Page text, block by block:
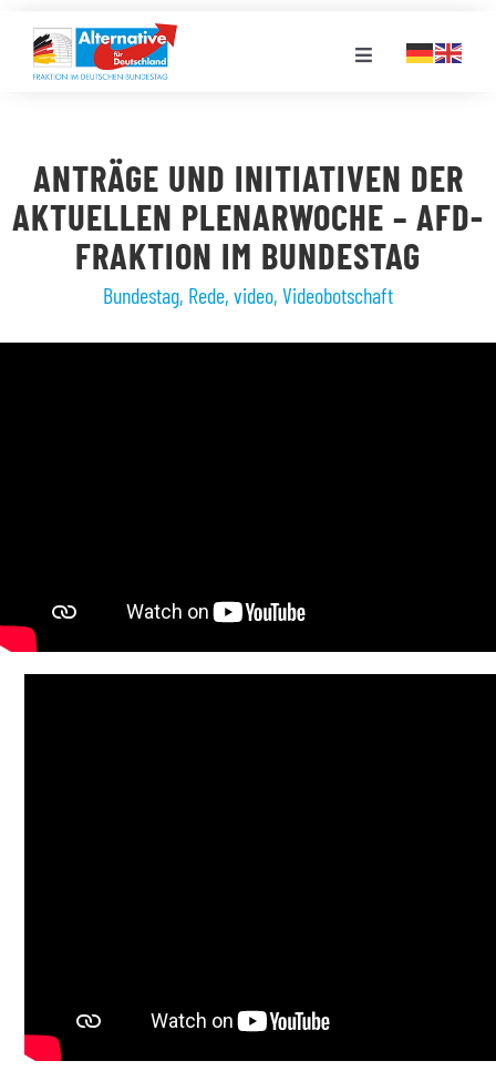
Inhalt
springen
Toggle
LANDESGRUPPEN
VERANSTALTUNGEN
PRESSE
ANTRÄGE UND INITIATIVEN DER
AKTUELLEN PLENARWOCHE – AFD-
FRAKTION IM BUNDESTAG
Bundestag, Rede, video, Videobotschaft